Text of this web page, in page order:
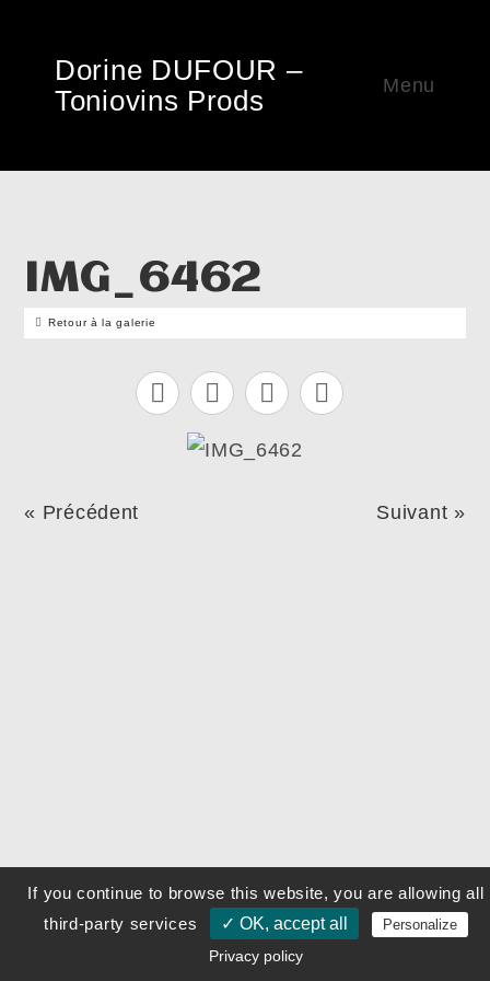
Dorine DUFOUR –
Toniovins Prods
Menu
IMG_6462
Retour à la galerie
« Précédent Suivant »
If you continue to browse this website, you are allowing all
third-party services
✓ OK, accept all Personalize
Privacy policy